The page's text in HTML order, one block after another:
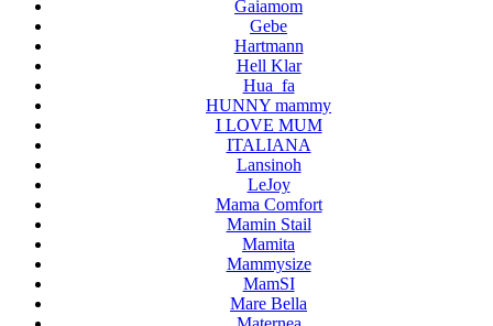
Gaiamom
Gebe
Hartmann
Hell Klar
Hua_fa
HUNNY mammy
I LOVE MUM
ITALIANA
Lansinoh
LeJoy
Mama Comfort
Mamin Stail
Mamita
Mammysize
MamSI
Mare Bella